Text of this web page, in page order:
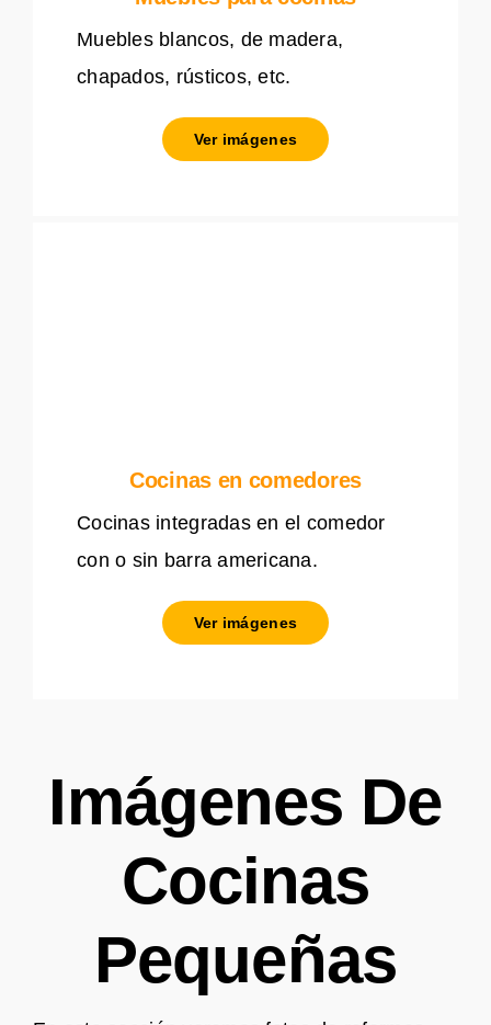
Muebles blancos, de madera,
chapados, rústicos, etc.
Ver imágenes
Cocinas en comedores
Cocinas integradas en el comedor
con o sin barra americana.
Ver imágenes
Imágenes De
Cocinas
Pequeñas